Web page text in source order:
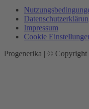
Impressum
Cookie
Progenerika | ©